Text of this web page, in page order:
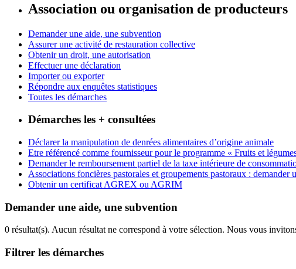
Association ou organisation de producteurs
Demander une aide, une subvention
Assurer une activité de restauration collective
Obtenir un droit, une autorisation
Effectuer une déclaration
Importer ou exporter
Répondre aux enquêtes statistiques
Toutes les démarches
Démarches les + consultées
Déclarer la manipulation de denrées alimentaires d’origine animale
Etre référencé comme fournisseur pour le programme « Fruits et
Demander le remboursement partiel de la taxe intérieure de
Associations foncières pastorales et groupements pastoraux : demander
Obtenir un certificat AGREX ou AGRIM
Demander une aide, une subvention
0 résultat(s). Aucun résultat ne correspond à votre sélection. Nous vous
Filtrer les démarches